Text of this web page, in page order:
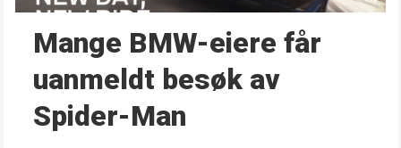
Mange BMW-eiere får
uanmeldt besøk av
Spider-Man